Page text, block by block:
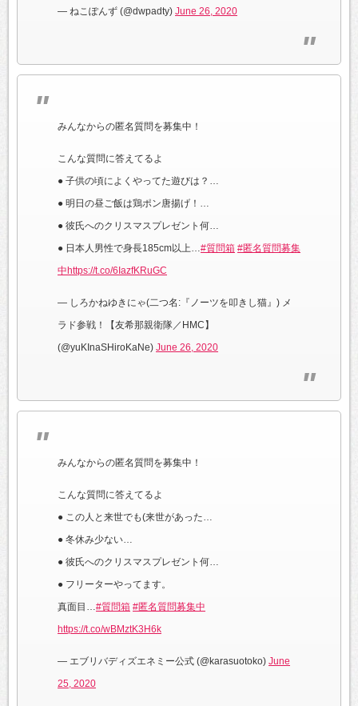
— ねこぽんず (@dwpadty) June 26, 2020
みんなからの匿名質問を募集中！
こんな質問に答えてるよ
● 子供の頃によくやってた遊びは？…
● 明日の昼ご飯は鶏ポン唐揚げ！…
● 彼氏へのクリスマスプレゼント何…
● 日本人男性で身長185cm以上…#質問箱 #匿名質問募集
中https://t.co/6IazfKRuGC
— しろかねゆきにゃ(二つ名:『ノーツを叩きし猫』) メ
ラド参戦！【友希那親衛隊／HMC】
(@yuKInaSHiroKaNe) June 26, 2020
みんなからの匿名質問を募集中！
こんな質問に答えてるよ
● この人と来世でも(来世があった…
● 冬休み少ない…
● 彼氏へのクリスマスプレゼント何…
● フリーターやってます。
真面目…#質問箱 #匿名質問募集中
https://t.co/wBMztK3H6k
— エブリバディズエネミー公式 (@karasuotoko) June
25, 2020